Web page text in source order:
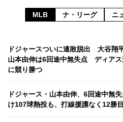
MLB ナ・リーグ ニ
ドジャースついに連敗脱出 大谷翔
山本由伸は6回途中無失点 ディア
に競り勝つ
ドジャース・山本由伸、6回途中無
け107球熱投も、打線援護なく12勝